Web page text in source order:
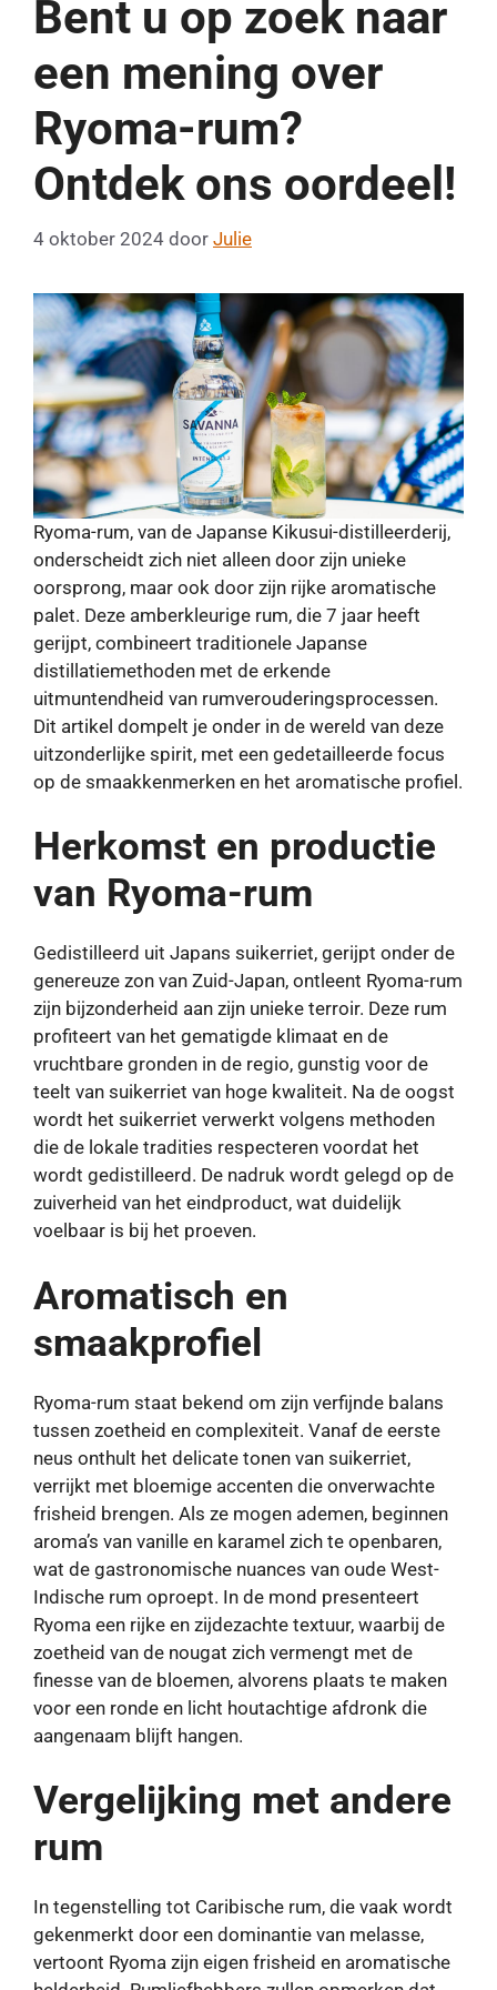
Bent u op zoek naar
een mening over
Ryoma-rum?
Ontdek ons ​​oordeel!
4 oktober 2024 door Julie
Ryoma-rum, van de Japanse Kikusui-distilleerderij,
onderscheidt zich niet alleen door zijn unieke
oorsprong, maar ook door zijn rijke aromatische
palet. Deze amberkleurige rum, die 7 jaar heeft
gerijpt, combineert traditionele Japanse
distillatiemethoden met de erkende
uitmuntendheid van rumverouderingsprocessen.
Dit artikel dompelt je onder in de wereld van deze
uitzonderlijke spirit, met een gedetailleerde focus
op de smaakkenmerken en het aromatische profiel.
Herkomst en productie
van Ryoma-rum
Gedistilleerd uit Japans suikerriet, gerijpt onder de
genereuze zon van Zuid-Japan, ontleent Ryoma-rum
zijn bijzonderheid aan zijn unieke terroir. Deze rum
profiteert van het gematigde klimaat en de
vruchtbare gronden in de regio, gunstig voor de
teelt van suikerriet van hoge kwaliteit. Na de oogst
wordt het suikerriet verwerkt volgens methoden
die de lokale tradities respecteren voordat het
wordt gedistilleerd. De nadruk wordt gelegd op de
zuiverheid van het eindproduct, wat duidelijk
voelbaar is bij het proeven.
Aromatisch en
smaakprofiel
Ryoma-rum staat bekend om zijn verfijnde balans
tussen zoetheid en complexiteit. Vanaf de eerste
neus onthult het delicate tonen van suikerriet,
verrijkt met bloemige accenten die onverwachte
frisheid brengen. Als ze mogen ademen, beginnen
aroma’s van vanille en karamel zich te openbaren,
wat de gastronomische nuances van oude West-
Indische rum oproept. In de mond presenteert
Ryoma een rijke en zijdezachte textuur, waarbij de
zoetheid van de nougat zich vermengt met de
finesse van de bloemen, alvorens plaats te maken
voor een ronde en licht houtachtige afdronk die
aangenaam blijft hangen.
Vergelijking met andere
rum
In tegenstelling tot Caribische rum, die vaak wordt
gekenmerkt door een dominantie van melasse,
vertoont Ryoma zijn eigen frisheid en aromatische